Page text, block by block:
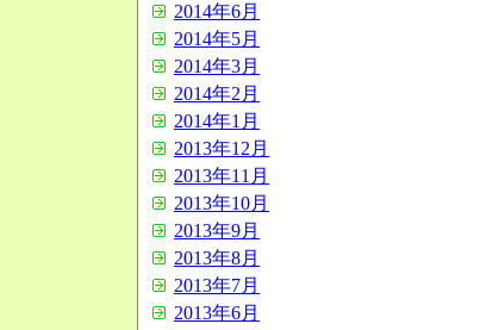
2014年6月
2014年5月
2014年3月
2014年2月
2014年1月
2013年12月
2013年11月
2013年10月
2013年9月
2013年8月
2013年7月
2013年6月